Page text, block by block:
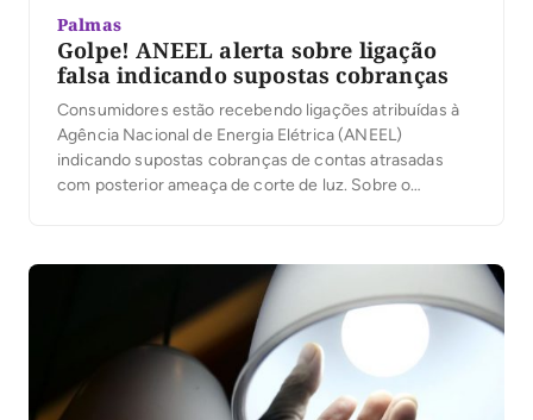
Palmas
Golpe! ANEEL alerta sobre ligação
falsa indicando supostas cobranças
Consumidores estão recebendo ligações atribuídas à
Agência Nacional de Energia Elétrica (ANEEL)
indicando supostas cobranças de contas atrasadas
com posterior ameaça de corte de luz. Sobre o
acessaram a Ouvidoria Setorial, a fim de dar retorno às
demandas por eles registradas no […]